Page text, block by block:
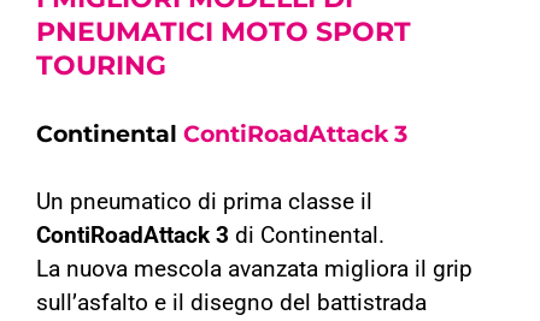
PNEUMATICI MOTO SPORT
TOURING
Continental ContiRoadAttack 3
Un pneumatico di prima classe il
ContiRoadAttack 3 di Continental.
La nuova mescola avanzata migliora il grip
sull’asfalto e il disegno del battistrada